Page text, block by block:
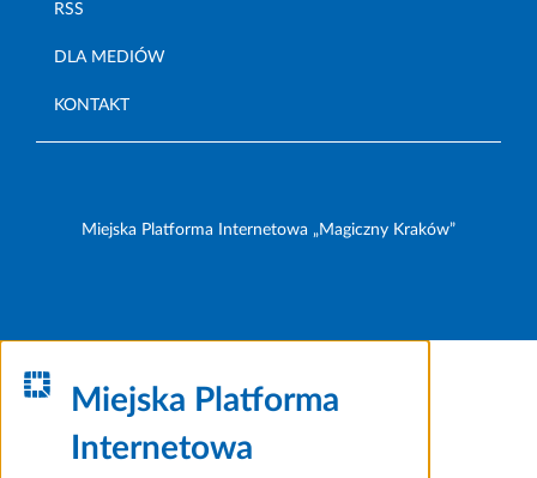
RSS
DLA MEDIÓW
KONTAKT
Miejska Platforma Internetowa „Magiczny Kraków”
Miejska Platforma
Internetowa